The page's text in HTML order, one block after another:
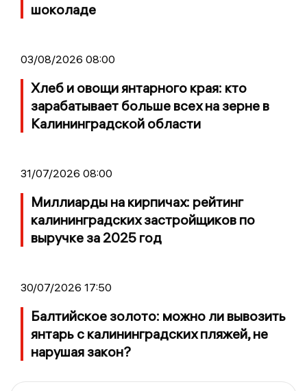
шоколаде
03/08/2026 08:00
Хлеб и овощи янтарного края: кто
зарабатывает больше всех на зерне в
Калининградской области
31/07/2026 08:00
Миллиарды на кирпичах: рейтинг
калининградских застройщиков по
выручке за 2025 год
30/07/2026 17:50
Балтийское золото: можно ли вывозить
янтарь с калининградских пляжей, не
нарушая закон?